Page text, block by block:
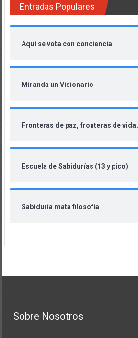
Entradas Populares
Aquí se vota con conciencia
Miranda un Visionario
Fronteras de paz, fronteras de vida.
Escuela de Sabidurías (13 y pico)
Sabiduría mata filosofía
Sobre Nosotros